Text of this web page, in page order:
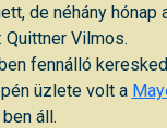
de néhány hónap
Quittner Vilmos.
fennálló
üzlete volt a
ben áll.